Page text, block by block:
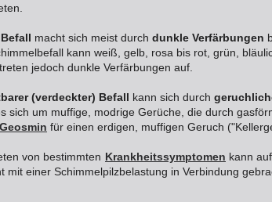
macht sich meist durch dunkle Verfärbungen
kann weiß, gelb, rosa bis rot, grün,
jedoch dunkle Verfärbungen auf.
(verdeckter) Befall kann sich durch
sich um muffige, modrige Gerüche, die durch
Geosmin für einen erdigen, muffigen Geruch
von bestimmten Krankheitssymptomen kann
mit einer Schimmelpilzbelastung in Verbindung